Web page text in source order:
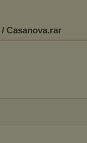
/ Casanova.rar